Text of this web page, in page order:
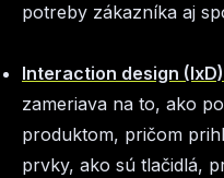
potreby zákazníka aj
Interaction design (IxD)
zameriava na to, ako
produktom, pričom
prvky, ako sú tlačidlá,